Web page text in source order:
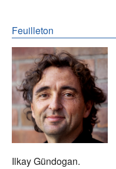
Feuilleton
Ilkay Gündogan.